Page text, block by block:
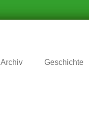
Archiv Geschichte